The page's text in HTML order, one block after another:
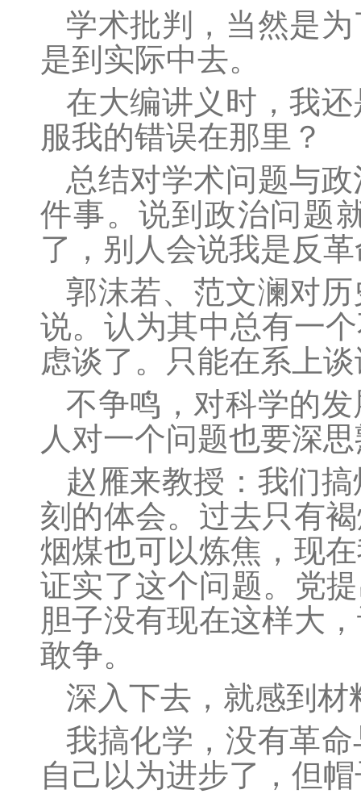
学术批判，当然是
是到实际中去。
在大编讲义时，我
服我的错误在那里？
总结对学术问题与
件事。说到政治问题
了，别人会说我是反
郭沫若、范文澜对
说。认为其中总有一
虑谈了。只能在系上
不争鸣，对科学的
人对一个问题也要深
赵雁来教授：我们
刻的体会。过去只有
烟煤也可以炼焦，现
证实了这个问题。党
胆子没有现在这样大
敢争。
深入下去，就感到
我搞化学，没有革
自己以为进步了，但